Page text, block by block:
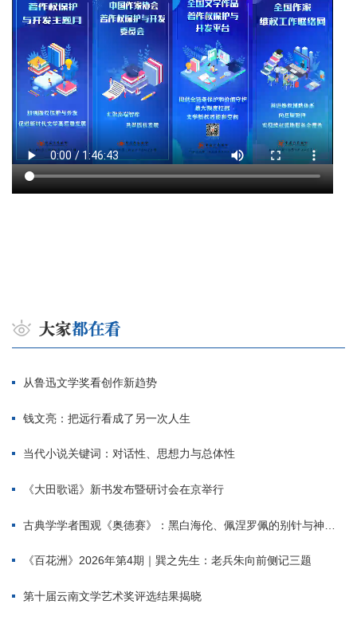
从鲁迅文学奖看创作新趋势
钱文亮：把远行看成了另一次人生
当代小说关键词：对话性、思想力与总体性
《大田歌谣》新书发布暨研讨会在京举行
古典学学者围观《奥德赛》：黑白海伦、佩涅罗佩的别针与神秘入侵者
《百花洲》2026年第4期｜巽之先生：老兵朱向前侧记三题
第十届云南文学艺术奖评选结果揭晓